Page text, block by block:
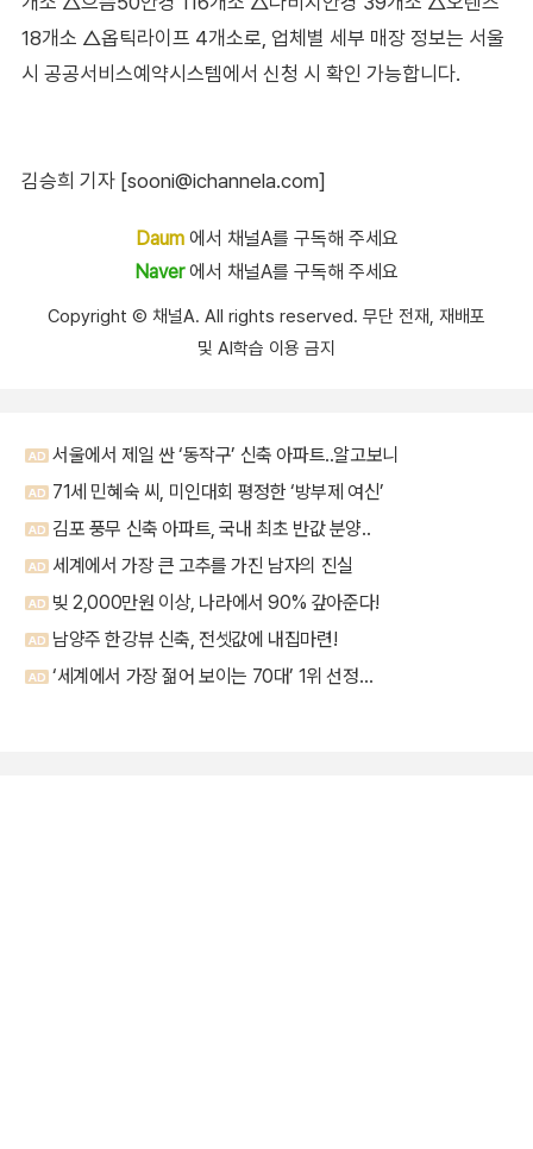
18개소 △옵틱라이프 4개소로, 업체별 세부 매장 정보는 서울
시 공공서비스예약시스템에서 신청 시 확인 가능합니다.
김승희 기자 [sooni@ichannela.com]
Daum에서 채널A를 구독해 주세요
Naver에서 채널A를 구독해 주세요
Copyright Ⓒ 채널A. All rights reserved. 무단 전재, 재배포
및 AI학습 이용 금지